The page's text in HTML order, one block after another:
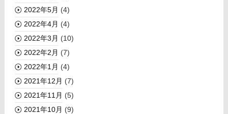
2022年5月 (4)
2022年4月 (4)
2022年3月 (10)
2022年2月 (7)
2022年1月 (4)
2021年12月 (7)
2021年11月 (5)
2021年10月 (9)